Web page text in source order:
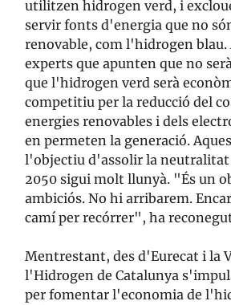
utilitzen hidrogen verd, i
servir fonts d'energia que no
renovable, com l'hidrogen
experts que apunten que no
que l'hidrogen verd serà
competitiu per la reducció del
energies renovables i dels
en permeten la generació.
l'objectiu d'assolir la
2050 sigui molt llunyà. "És un
ambiciós. No hi arribarem.
camí per recórrer", ha
Mentrestant, des d'Eurecat i la
l'Hidrogen de Catalunya
per fomentar l'economia de